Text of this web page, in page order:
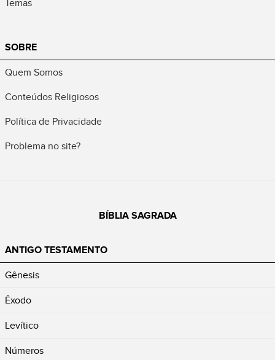
Temas
SOBRE
Quem Somos
Conteúdos Religiosos
Política de Privacidade
Problema no site?
BÍBLIA SAGRADA
ANTIGO TESTAMENTO
Gênesis
Êxodo
Levítico
Números